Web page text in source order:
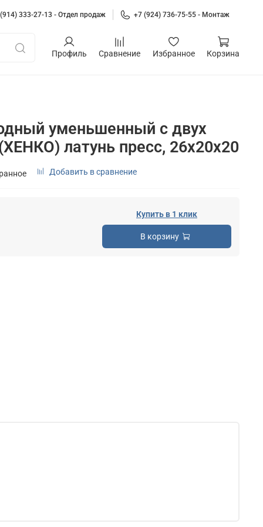
333-27-13 - Отдел продаж +7 (924) 736-75-55 - Монтаж
Профиль Сравнение Избранное Корзина
уменьшенный с двух
латунь пресс, 26x20x20
Добавить в сравнение
Купить в 1 клик
В корзину